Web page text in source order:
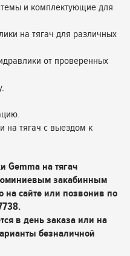
и комплектующие для
на тягач для различных
от проверенных
на тягач с выездом к
Gemma на тягач
закабинным
на сайте или позвонив по
в день заказа или на
безналичной